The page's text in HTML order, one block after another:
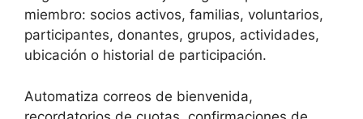
miembro: socios activos, familias, voluntarios,
participantes, donantes, grupos, actividades,
ubicación o historial de participación.
Automatiza correos de bienvenida,